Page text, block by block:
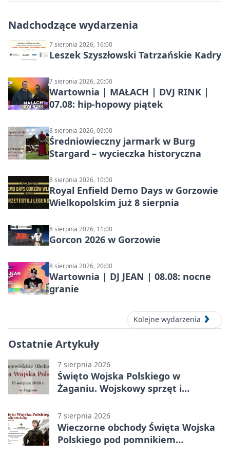
Nadchodzące wydarzenia
7 sierpnia 2026, 16:00
Leszek Szyszłowski Tatrzańskie Kadry
7 sierpnia 2026, 20:00
Wartownia | MAŁACH | DVJ RINK |
07.08: hip-hopowy piątek
8 sierpnia 2026, 09:00
Średniowieczny jarmark w Burg
Stargard – wycieczka historyczna
8 sierpnia 2026, 10:00
Royal Enfield Demo Days w Gorzowie
Wielkopolskim już 8 sierpnia
8 sierpnia 2026, 11:00
Gorcon 2026 w Gorzowie
8 sierpnia 2026, 20:00
Wartownia | DJ JEAN | 08.08: nocne
granie
Kolejne wydarzenia
Ostatnie Artykuły
7 sierpnia 2026
Święto Wojska Polskiego w
Żaganiu. Wojskowy sprzęt i
7 sierpnia 2026
Wieczorne obchody Święta Wojska
Polskiego pod pomnikiem